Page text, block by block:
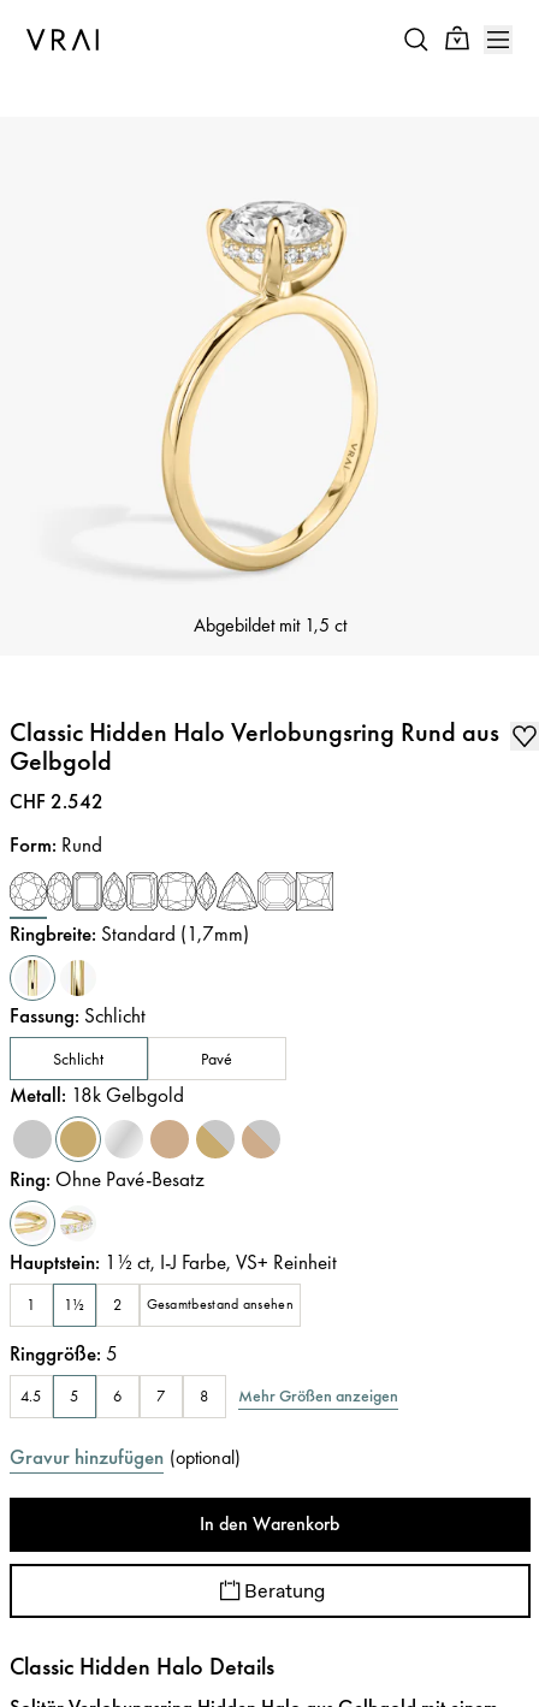
Abgebildet mit 1,5 ct
Classic Hidden Halo Verlobungsring Rund aus
Gelbgold
Preis
CHF 2.542
Form: Rund
Ringbreite: Standard (1,7mm)
Fassung: Schlicht
Schlicht Pavé
Metall: 18k Gelbgold
Ring: Ohne Pavé-Besatz
Hauptstein: 1½ ct, I-J Farbe, VS+ Reinheit
1 1½ 2 Gesamtbestand ansehen
Ringgröße: 5
4.5 5 6 7 8 Mehr Größen anzeigen
Gravur hinzufügen (optional)
In den Warenkorb
Beratung
Classic Hidden Halo Details